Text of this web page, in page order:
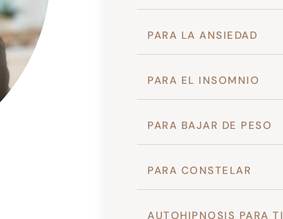
PARA LA ANSIEDAD
PARA EL INSOMNIO
PARA BAJAR DE PESO
PARA CONSTELAR
AUTOHIPNOSIS PARA TI